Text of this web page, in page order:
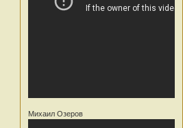
Михаил Озеров